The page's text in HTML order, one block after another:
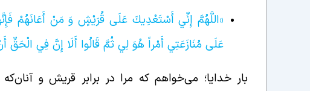
«اللَّهُمَّ إِنِّي أَسْتَعْدِيكَ عَلَى قُرَيْشٍ وَ مَنْ أَعَانَهُمْ
عَلَى مُنَازَعَتِي أَمْراً هُوَ لِي ثُمَّ قَالُوا أَلَا إِنَّ فِي
بار خدایا؛ می‌خواهم که مرا در برابر قریش و